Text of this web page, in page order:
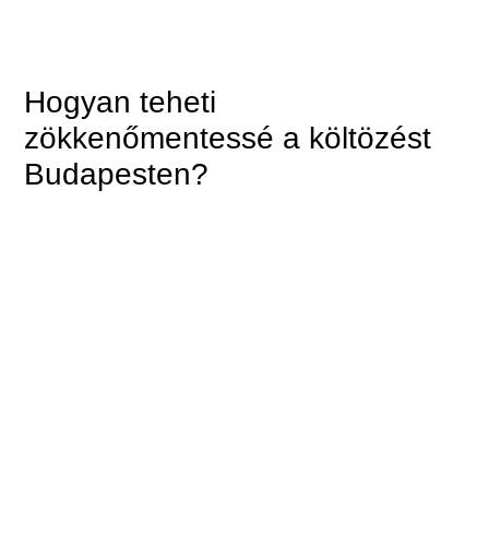
Hogyan teheti
zökkenőmentessé a költözést
Budapesten?